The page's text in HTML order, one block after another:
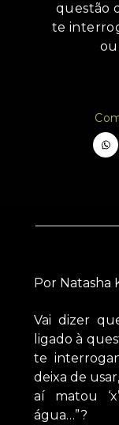
questão
te
ou
Por Natasha
Vai dizer
ligado à
te
deixa de
aí matou
água…”?